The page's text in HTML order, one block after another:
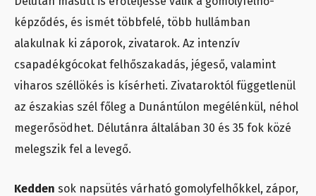
képződés, és ismét többfelé, több hullámban
alakulnak ki záporok, zivatarok. Az intenzív
csapadékgócokat felhőszakadás, jégeső, valamint
viharos széllökés is kísérheti. Zivataroktól függetlenül
az északias szél főleg a Dunántúlon megélénkül, néhol
megerősödhet. Délutánra általában 30 és 35 fok közé
melegszik fel a levegő.
Kedden sok napsütés várható gomolyfelhőkkel, zápor,